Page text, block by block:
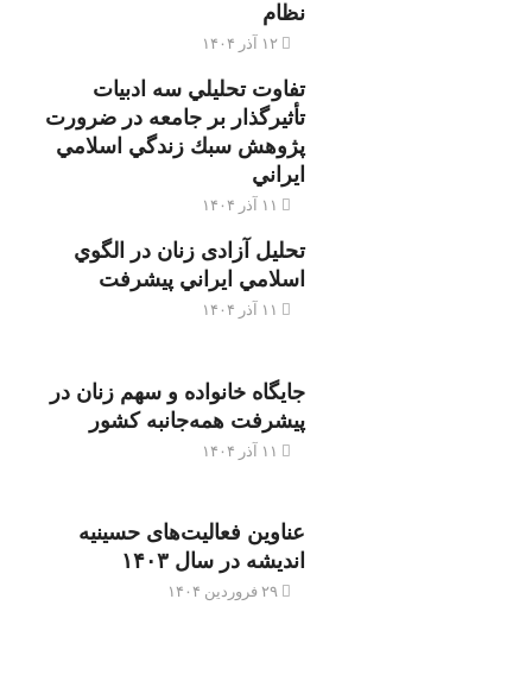
نظام
۱۲ آذر ۱۴۰۴
تفاوت تحليلي سه ادبيات
تأثيرگذار بر جامعه در ضرورت
پژوهش سبك زندگي اسلامي
ايراني
تحليل آزادی زنان در الگوي
اسلامي ايراني پيشرفت
جایگاه خانواده و سهم زنان در
پیشرفت همه‌جانبه کشور
عناوین فعالیت‌های حسینیه
اندیشه در سال ۱۴۰۳